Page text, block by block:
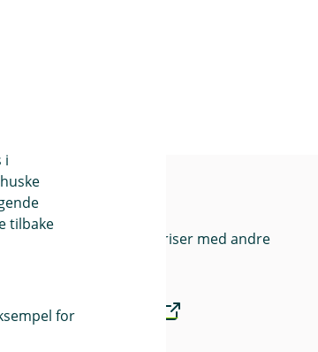
Priser
Sammenlign våre priser med andre
Finansportalen.no
i
tilbake
for